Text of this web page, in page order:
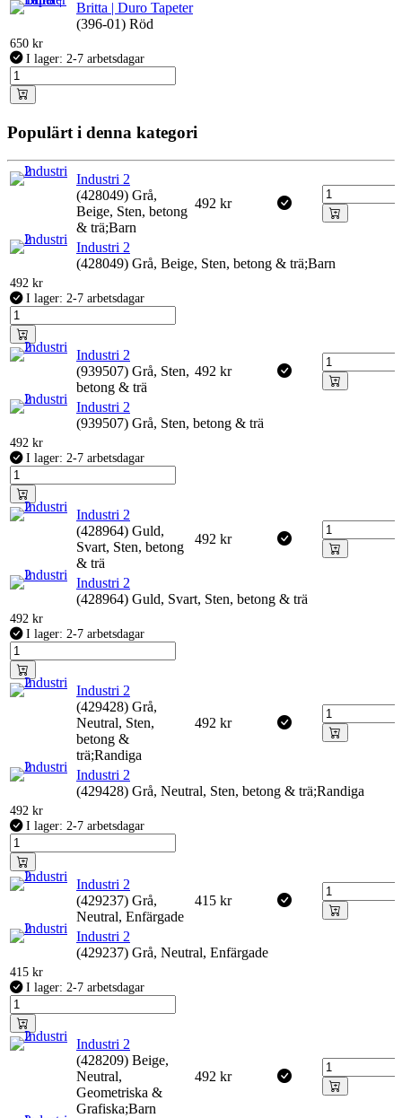
Britta | Duro Tapeter
(396-01) Röd
650 kr
I lager: 2-7 arbetsdagar
Populärt i denna kategori
Industri 2
(428049) Grå,
Beige, Sten, betong
& trä;Barn
492 kr
Industri 2
(428049) Grå, Beige, Sten, betong & trä;Barn
492 kr
I lager: 2-7 arbetsdagar
Industri 2
(939507) Grå, Sten,
betong & trä
492 kr
Industri 2
(939507) Grå, Sten, betong & trä
492 kr
I lager: 2-7 arbetsdagar
Industri 2
(428964) Guld,
Svart, Sten, betong
& trä
492 kr
Industri 2
(428964) Guld, Svart, Sten, betong & trä
492 kr
I lager: 2-7 arbetsdagar
Industri 2
(429428) Grå,
Neutral, Sten,
betong &
trä;Randiga
492 kr
Industri 2
(429428) Grå, Neutral, Sten, betong & trä;Randiga
492 kr
I lager: 2-7 arbetsdagar
Industri 2
(429237) Grå,
Neutral, Enfärgade
415 kr
Industri 2
(429237) Grå, Neutral, Enfärgade
415 kr
I lager: 2-7 arbetsdagar
Industri 2
(428209) Beige,
Neutral,
Geometriska &
Grafiska;Barn
492 kr